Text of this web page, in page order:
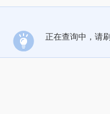
正在查询中，请